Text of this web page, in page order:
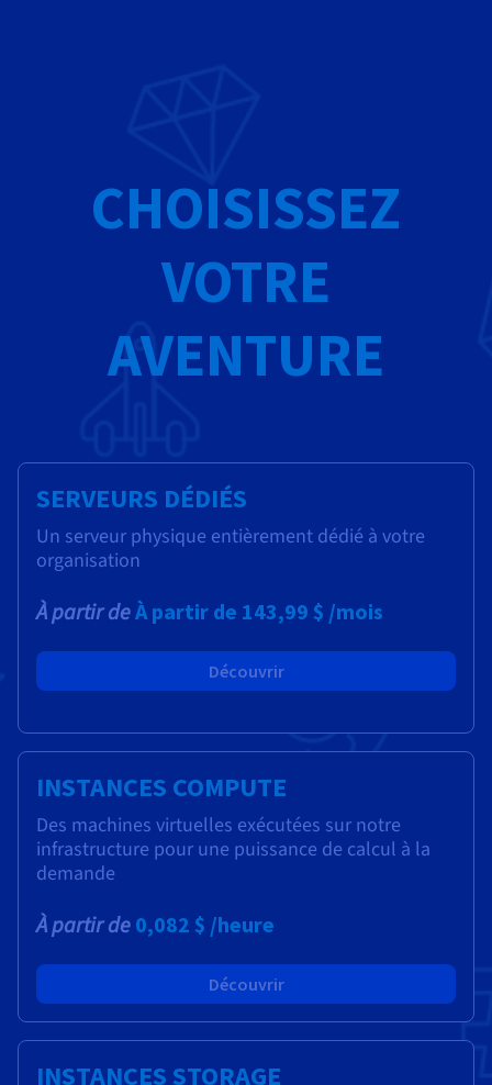
CHOISISSEZ
VOTRE
AVENTURE
SERVEURS DÉDIÉS
Un serveur physique entièrement dédié à votre
organisation
À partir deÀ partir de 143,99 $ /mois
Découvrir
INSTANCES COMPUTE
Des machines virtuelles exécutées sur notre
infrastructure pour une puissance de calcul à la
demande
À partir de 0,082 $ /heure
Découvrir
INSTANCES STORAGE